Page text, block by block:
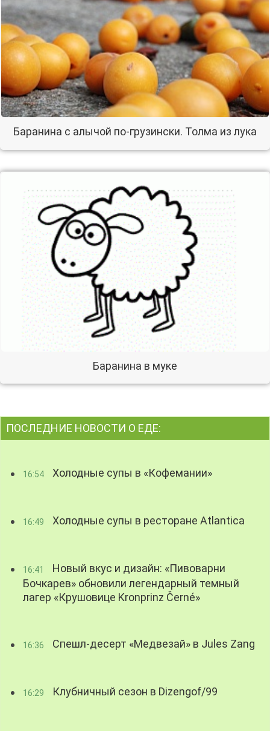
Баранина с алычой по-грузински. Толма из лука
Баранина в муке
ПОСЛЕДНИЕ НОВОСТИ О ЕДЕ:
16:54 Холодные супы в «Кофемании»
16:49 Холодные супы в ресторане Atlantica
16:41
Новый вкус и дизайн: «Пивоварни
Бочкарев» обновили легендарный темный
лагер «Крушовице Kronprinz Černé»
16:36 Спешл-десерт «Медвезай» в Jules Zang
16:29 Клубничный сезон в Dizengof/99